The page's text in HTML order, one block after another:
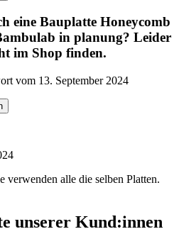
eine Bauplatte Honeycomb
in planung? Leider
im Shop finden.
vom 13. September 2024
verwenden alle die selben Platten.
unserer Kund:innen